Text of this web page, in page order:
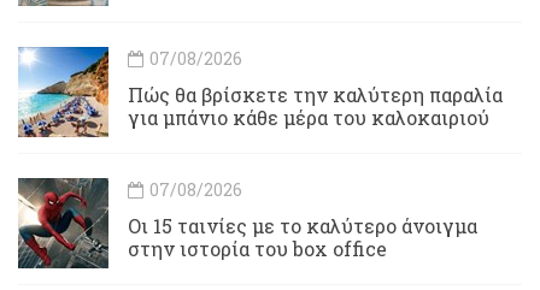
07/08/2026
Πώς θα βρίσκετε την καλύτερη παραλία
για μπάνιο κάθε μέρα του καλοκαιριού
07/08/2026
Οι 15 ταινίες με το καλύτερο άνοιγμα
στην ιστορία του box office